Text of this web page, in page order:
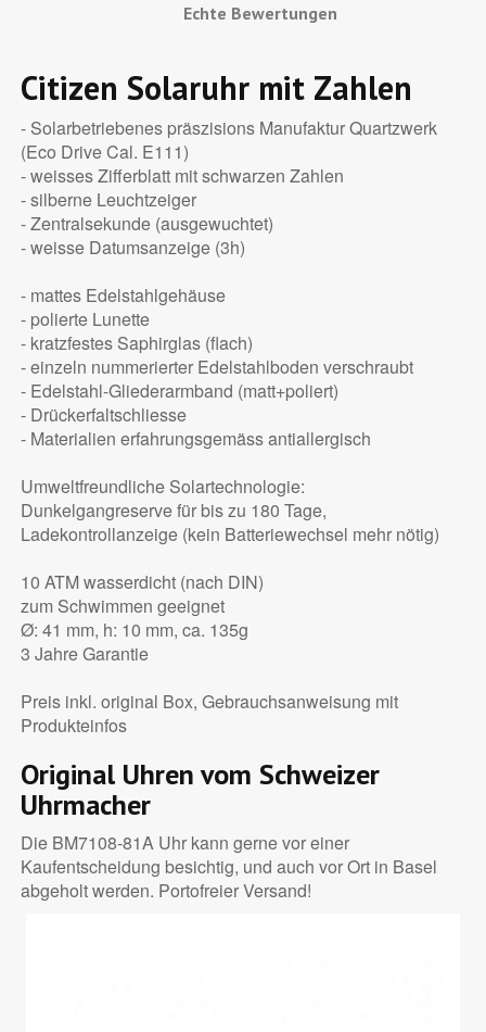
Echte Bewertungen
Citizen Solaruhr mit Zahlen
- Solarbetriebenes präszisions Manufaktur Quartzwerk
(Eco Drive Cal. E111)
- weisses Zifferblatt mit schwarzen Zahlen
- silberne Leuchtzeiger
- Zentralsekunde (ausgewuchtet)
- weisse Datumsanzeige (3h)
- mattes Edelstahlgehäuse
- polierte Lunette
- kratzfestes Saphirglas (flach)
- einzeln nummerierter Edelstahlboden verschraubt
- Edelstahl-Gliederarmband (matt+poliert)
- Drückerfaltschliesse
- Materialien erfahrungsgemäss antiallergisch
Umweltfreundliche Solartechnologie:
Dunkelgangreserve für bis zu 180 Tage,
Ladekontrollanzeige (kein Batteriewechsel mehr nötig)
10 ATM wasserdicht (nach DIN)
zum Schwimmen geeignet
Ø: 41 mm, h: 10 mm, ca. 135g
3 Jahre Garantie
Preis inkl. original Box, Gebrauchsanweisung mit
Produkteinfos
Original Uhren vom Schweizer
Uhrmacher
Die BM7108-81A Uhr kann gerne vor einer
Kaufentscheidung besichtig, und auch vor Ort in Basel
abgeholt werden. Portofreier Versand!